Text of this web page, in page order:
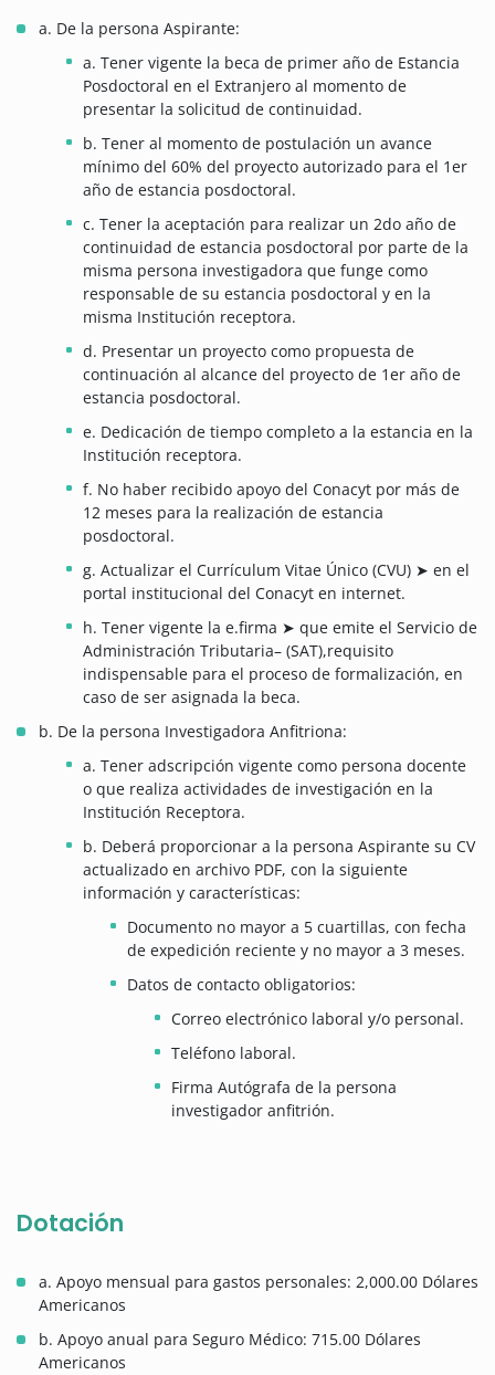
a. De la persona Aspirante:
a. Tener vigente la beca de primer año de Estancia
Posdoctoral en el Extranjero al momento de
presentar la solicitud de continuidad.
b. Tener al momento de postulación un avance
mínimo del 60% del proyecto autorizado para el 1er
año de estancia posdoctoral.
c. Tener la aceptación para realizar un 2do año de
continuidad de estancia posdoctoral por parte de la
misma persona investigadora que funge como
responsable de su estancia posdoctoral y en la
misma Institución receptora.
d. Presentar un proyecto como propuesta de
continuación al alcance del proyecto de 1er año de
estancia posdoctoral.
e. Dedicación de tiempo completo a la estancia en la
Institución receptora.
f. No haber recibido apoyo del Conacyt por más de
12 meses para la realización de estancia
posdoctoral.
g. Actualizar el Currículum Vitae Único (CVU) ➤ en el
portal institucional del Conacyt en internet.
h. Tener vigente la e.firma ➤ que emite el Servicio de
Administración Tributaria– (SAT),requisito
indispensable para el proceso de formalización, en
caso de ser asignada la beca.
b. De la persona Investigadora Anfitriona:
a. Tener adscripción vigente como persona docente
o que realiza actividades de investigación en la
Institución Receptora.
b. Deberá proporcionar a la persona Aspirante su CV
actualizado en archivo PDF, con la siguiente
información y características:
Documento no mayor a 5 cuartillas, con fecha
de expedición reciente y no mayor a 3 meses.
Datos de contacto obligatorios:
Correo electrónico laboral y/o personal.
Teléfono laboral.
Firma Autógrafa de la persona
investigador anfitrión.
Dotación
a. Apoyo mensual para gastos personales: 2,000.00 Dólares
Americanos
b. Apoyo anual para Seguro Médico: 715.00 Dólares
Americanos